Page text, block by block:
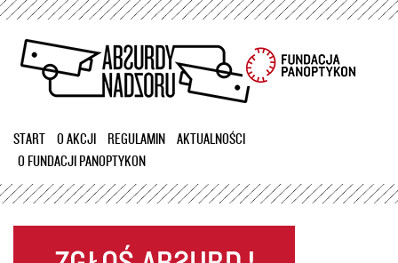
Przejdź
treści
START O AKCJI REGULAMIN
AKTUALNOŚCI
O FUNDACJI PANOPTYKON